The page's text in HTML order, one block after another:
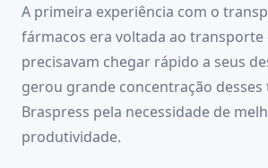
A primeira experiência com o
fármacos era voltada ao transporte
precisavam chegar rápido a seus
gerou grande concentração
Braspress pela necessidade de
produtividade.